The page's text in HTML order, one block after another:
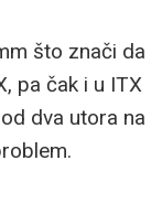
što znači da
pa čak i u ITX
dva utora na